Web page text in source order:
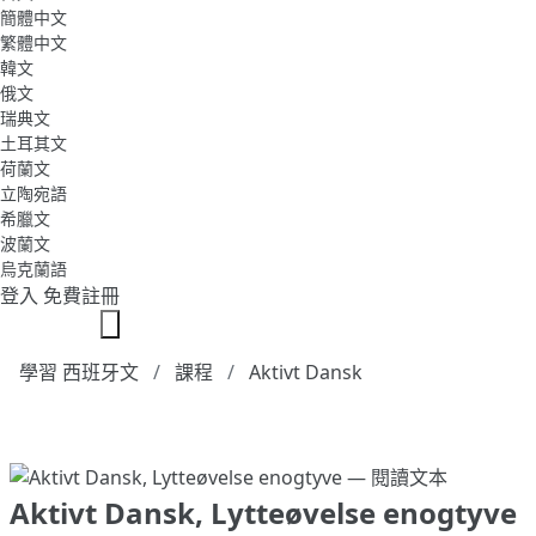
簡體中文
繁體中文
韓文
俄文
瑞典文
土耳其文
荷蘭文
立陶宛語
希臘文
波蘭文
烏克蘭語
登入 免費註冊
學習 西班牙文 課程 Aktivt Dansk
Aktivt Dansk, Lytteøvelse enogtyve